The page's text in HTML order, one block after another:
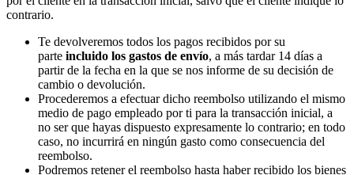
contrario.
Te devolveremos todos los pagos recibidos por su
parte incluido los gastos de envío, a más tardar 14 días a
partir de la fecha en la que se nos informe de su decisión de
cambio o devolución.
Procederemos a efectuar dicho reembolso utilizando el mismo
medio de pago empleado por ti para la transacción inicial, a
no ser que hayas dispuesto expresamente lo contrario; en todo
caso, no incurrirá en ningún gasto como consecuencia del
reembolso.
Podremos retener el reembolso hasta haber recibido los bienes